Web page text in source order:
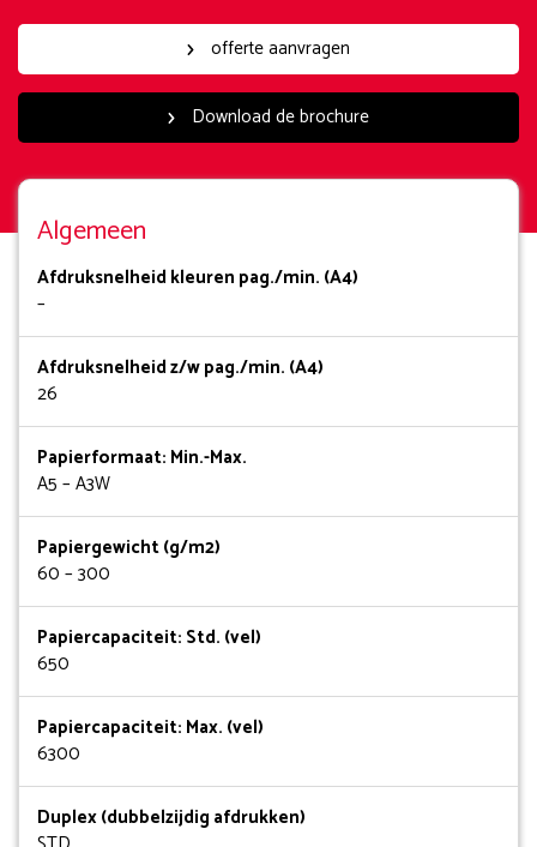
offerte aanvragen
Download de brochure
Algemeen
Afdruksnelheid kleuren pag./min. (A4)
–
Afdruksnelheid z/w pag./min. (A4)
26
Papierformaat: Min.-Max.
A5 – A3W
Papiergewicht (g/m2)
60 – 300
Papiercapaciteit: Std. (vel)
650
Papiercapaciteit: Max. (vel)
6300
Duplex (dubbelzijdig afdrukken)